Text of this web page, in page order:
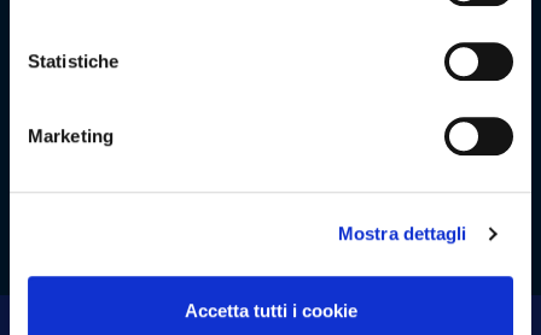
Statistiche
Marketing
Mostra dettagli
Accetta tutti i cookie
Azienda
Lavora con noi
Contatti
Area riservata